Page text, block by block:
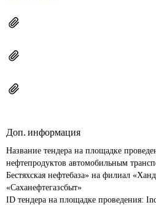
Доп. информация
Название тендера на площадке
нефтепродуктов автомобильным
Бестяхская нефтебаза» на филиал
«Саханефтегазсбыт»
ID тендера на площадке проведения: